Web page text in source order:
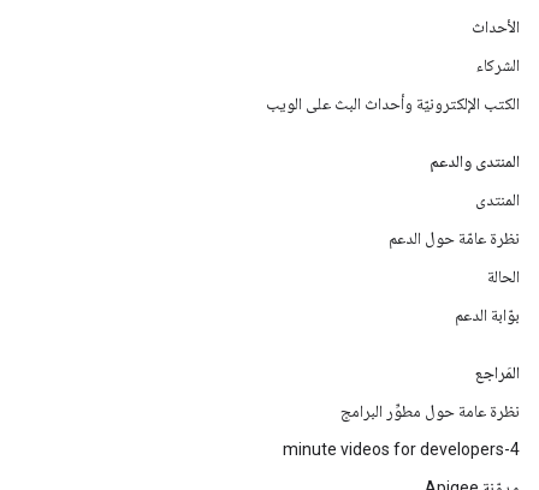
الأحداث
الشركاء
الكتب الإلكترونيّة وأحداث البث على الويب
المنتدى والدعم
المنتدى
نظرة عامّة حول الدعم
الحالة
بوّابة الدعم
المَراجع
نظرة عامة حول مطوِّر البرامج
4-minute videos for developers